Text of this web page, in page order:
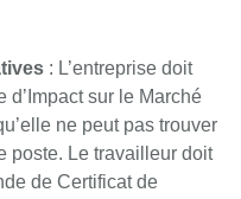
: L’entreprise doit
d’Impact sur le Marché
ne peut pas trouver
poste. Le travailleur doit
de Certificat de